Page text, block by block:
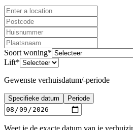
Soort woning*
Lift*
Gewenste verhuisdatum/-periode
Specifieke datum Periode
Weet je de exacte datum van je